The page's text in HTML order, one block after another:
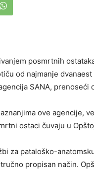
posmrtnih
od najmanje
SANA, prenoseći
ove agencije,
ostaci čuvaju u
za pataloško-
propisan način.